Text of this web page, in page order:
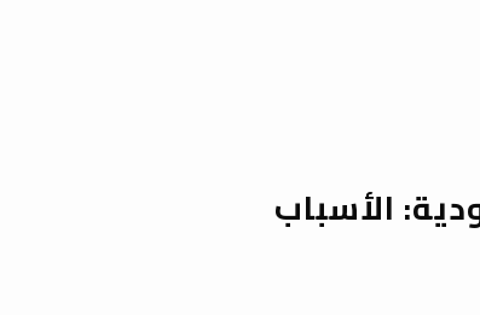
الأسباب